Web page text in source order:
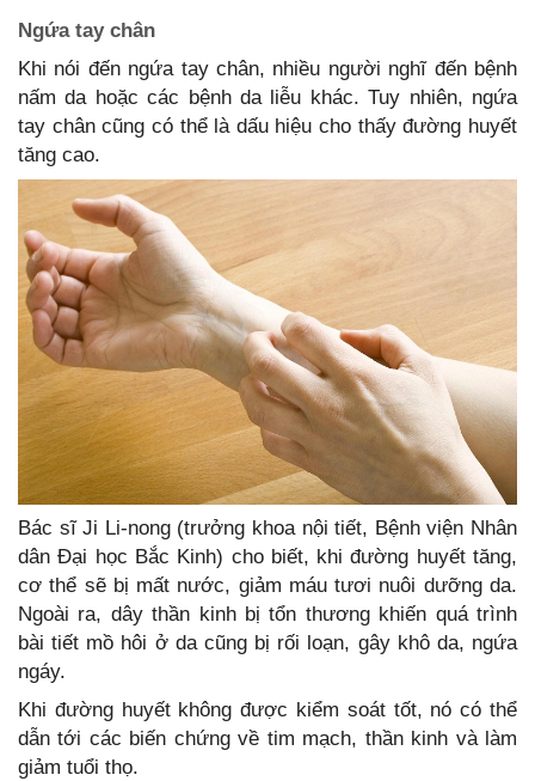
Ngứa tay chân
Khi nói đến ngứa tay chân, nhiều người nghĩ đến bệnh
nấm da hoặc các bệnh da liễu khác. Tuy nhiên, ngứa
tay chân cũng có thể là dấu hiệu cho thấy đường huyết
tăng cao.
Bác sĩ Ji Li-nong (trưởng khoa nội tiết, Bệnh viện Nhân
dân Đại học Bắc Kinh) cho biết, khi đường huyết tăng,
cơ thể sẽ bị mất nước, giảm máu tươi nuôi dưỡng da.
Ngoài ra, dây thần kinh bị tổn thương khiến quá trình
bài tiết mồ hôi ở da cũng bị rối loạn, gây khô da, ngứa
ngáy.
Khi đường huyết không được kiểm soát tốt, nó có thể
dẫn tới các biến chứng về tim mạch, thần kinh và làm
giảm tuổi thọ.